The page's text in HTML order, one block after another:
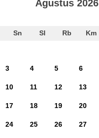
Agustus 2026
Sn Sl Rb Km
3 4 5 6
10 11 12 13
17 18 19 20
24 25 26 27